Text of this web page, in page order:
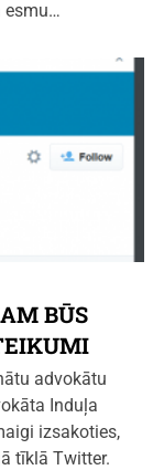
esmu…
BŪS
advokātu
Induļa
izsakoties,
tīklā Twitter.